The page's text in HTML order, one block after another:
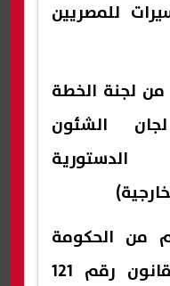
للمصريين
لجنة الخطة
الشئون
الدستورية
من الحكومة
بتعديل بعض أحكام القانون رقم 121